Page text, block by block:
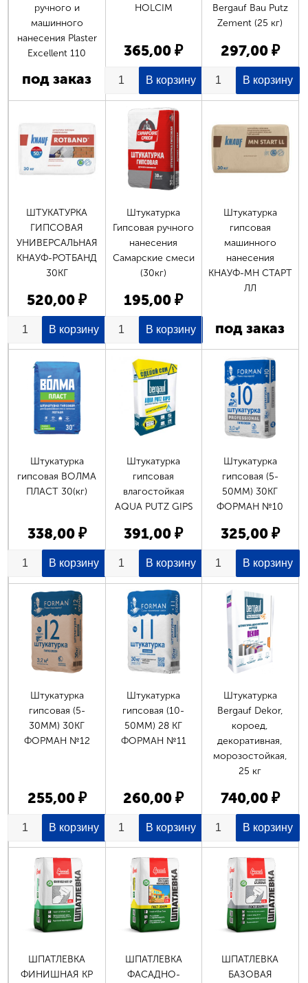
ручного и
машинного
нанесения Plaster
Excellent 110
под заказ
HOLCIM
365,00 ₽
Bergauf Bau Putz
Zement (25 кг)
297,00 ₽
ШТУКАТУРКА
ГИПСОВАЯ
УНИВЕРСАЛЬНАЯ
КНАУФ-РОТБАНД
30КГ
520,00 ₽
Штукатурка
Гипсовая ручного
нанесения
Самарские смеси
(30кг)
195,00 ₽
Штукатурка
гипсовая
машинного
нанесения
КНАУФ-МН СТАРТ
ЛЛ
под заказ
Штукатурка
гипсовая ВОЛМА
ПЛАСТ 30(кг)
338,00 ₽
Штукатурка
гипсовая
влагостойкая
AQUA PUTZ GIPS
391,00 ₽
Штукатурка
гипсовая (5-
50ММ) 30КГ
ФОРМАН №10
325,00 ₽
Штукатурка
гипсовая (5-
30ММ) 30КГ
ФОРМАН №12
255,00 ₽
Штукатурка
гипсовая (10-
50ММ) 28 КГ
ФОРМАН №11
260,00 ₽
Штукатурка
Bergauf Dekor,
короед,
декоративная,
морозостойкая,
25 кг
740,00 ₽
ШПАТЛЕВКА
ФИНИШНАЯ КР
ШПАТЛЕВКА
ФАСАДНО-
ШПАТЛЕВКА
БАЗОВАЯ
Страницы